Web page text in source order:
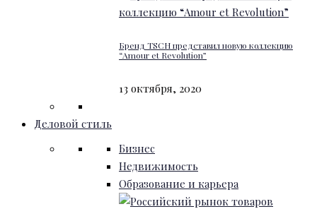
Бренд TSCH представил новую коллекцию
“Amour et Revolution”
13 октября, 2020
Деловой стиль
Бизнес
Недвижимость
Образование и карьера